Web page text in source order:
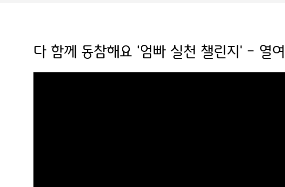
다 함께 동참해요 '엄빠 실천 챌린지' - 열